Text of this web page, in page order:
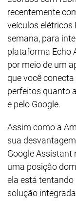
recentemente
veículos elétricos
semana, para
plataforma Echo
por meio de um
que você
perfeitos quanto
e pelo Google.
Assim como a
sua
Google Assistant
uma posição
ela está
solução